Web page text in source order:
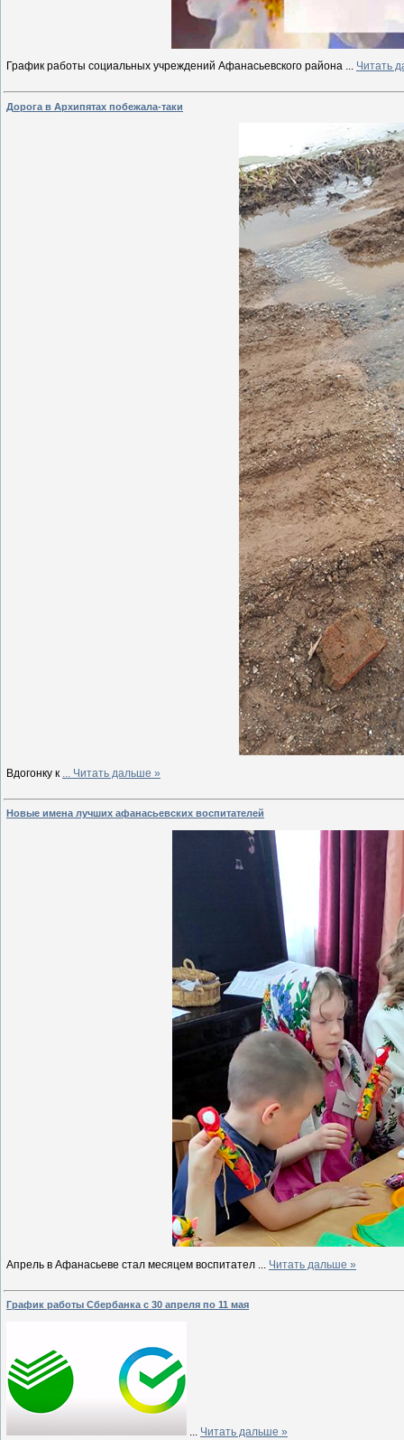
График работы социальных учреждений Афанасьевского района ... Читать
Дорога в Архипятах побежала-таки
Вдогонку к ... Читать дальше »
Новые имена лучших афанасьевских воспитателей
Апрель в Афанасьеве стал месяцем воспитател Читать дальше »
График работы Сбербанка с 30 апреля по 11 мая
Читать дальше »